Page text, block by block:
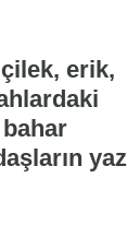
erik,
yaz